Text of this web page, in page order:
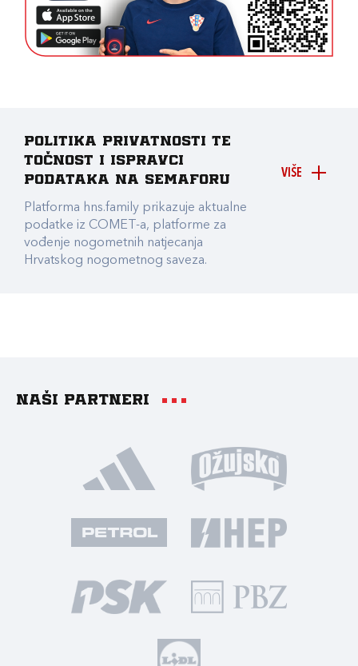
VIŠE
Politika privatnosti te
točnost i ispravci
podataka na Semaforu
Platforma hns.family prikazuje aktualne
podatke iz COMET-a, platforme za
vođenje nogometnih natjecanja
Hrvatskog nogometnog saveza.
Naši partneri